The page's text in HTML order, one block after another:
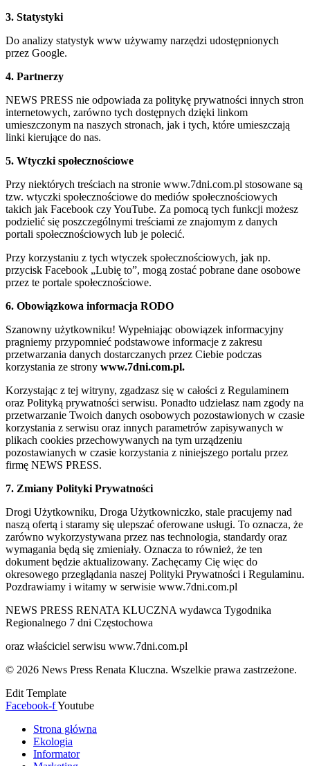
3. Statystyki
Do analizy statystyk www używamy narzędzi udostępnionych
przez Google.
4. Partnerzy
NEWS PRESS nie odpowiada za politykę prywatności innych stron
internetowych, zarówno tych dostępnych dzięki linkom
umieszczonym na naszych stronach, jak i tych, które umieszczają
linki kierujące do nas.
5. Wtyczki społecznościowe
Przy niektórych treściach na stronie www.7dni.com.pl stosowane są
tzw. wtyczki społecznościowe do mediów społecznościowych
takich jak Facebook czy YouTube. Za pomocą tych funkcji możesz
podzielić się poszczególnymi treściami ze znajomym z danych
portali społecznościowych lub je polecić.
Przy korzystaniu z tych wtyczek społecznościowych, jak np.
przycisk Facebook „Lubię to”, mogą zostać pobrane dane osobowe
przez te portale społecznościowe.
6. Obowiązkowa informacja RODO
Szanowny użytkowniku! Wypełniając obowiązek informacyjny
pragniemy przypomnieć podstawowe informacje z zakresu
przetwarzania danych dostarczanych przez Ciebie podczas
korzystania ze strony www.7dni.com.pl.
Korzystając z tej witryny, zgadzasz się w całości z Regulaminem
oraz Polityką prywatności serwisu. Ponadto udzielasz nam zgody na
przetwarzanie Twoich danych osobowych pozostawionych w czasie
korzystania z serwisu oraz innych parametrów zapisywanych w
plikach cookies przechowywanych na tym urządzeniu
pozostawianych w czasie korzystania z niniejszego portalu przez
firmę NEWS PRESS.
7. Zmiany Polityki Prywatności
Drogi Użytkowniku, Droga Użytkowniczko, stale pracujemy nad
naszą ofertą i staramy się ulepszać oferowane usługi. To oznacza, że
zarówno wykorzystywana przez nas technologia, standardy oraz
wymagania będą się zmieniały. Oznacza to również, że ten
dokument będzie aktualizowany. Zachęcamy Cię więc do
okresowego przeglądania naszej Polityki Prywatności i Regulaminu.
Pozdrawiamy i witamy w serwisie www.7dni.com.pl
NEWS PRESS RENATA KLUCZNA wydawca Tygodnika
Regionalnego 7 dni Częstochowa
oraz właściciel serwisu www.7dni.com.pl
© 2026 News Press Renata Kluczna. Wszelkie prawa zastrzeżone.
Edit Template
Facebook-fYoutube
Strona główna
Ekologia
Informator